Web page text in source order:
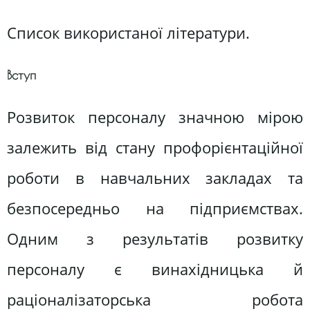
Список використаної літератури.
Вступ
Розвиток персоналу значною мірою
залежить від стану профорієнтаційної
роботи в навчальних закладах та
безпосередньо на підприємствах.
Одним з результатів розвитку
персоналу є винахідницька й
раціоналізаторська робота